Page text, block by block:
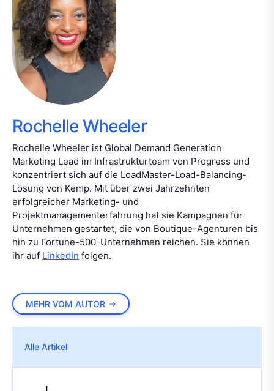
Rochelle Wheeler
Rochelle Wheeler ist Global Demand Generation
Marketing Lead im Infrastrukturteam von Progress und
konzentriert sich auf die LoadMaster-Load-Balancing-
Lösung von Kemp. Mit über zwei Jahrzehnten
erfolgreicher Marketing- und
Projektmanagementerfahrung hat sie Kampagnen für
Unternehmen gestartet, die von Boutique-Agenturen bis
hin zu Fortune-500-Unternehmen reichen. Sie können
ihr auf LinkedIn folgen.
MEHR VOM AUTOR
Alle Artikel